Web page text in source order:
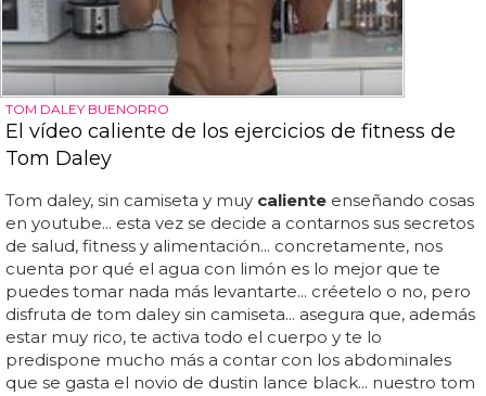
TOM DALEY BUENORRO
El vídeo caliente de los ejercicios de fitness de
Tom Daley
Tom daley, sin camiseta y muy caliente enseñando cosas
en youtube... esta vez se decide a contarnos sus secretos
de salud, fitness y alimentación... concretamente, nos
cuenta por qué el agua con limón es lo mejor que te
puedes tomar nada más levantarte... créetelo o no, pero
disfruta de tom daley sin camiseta... asegura que, además
estar muy rico, te activa todo el cuerpo y te lo
predispone mucho más a contar con los abdominales
que se gasta el novio de dustin lance black... nuestro tom